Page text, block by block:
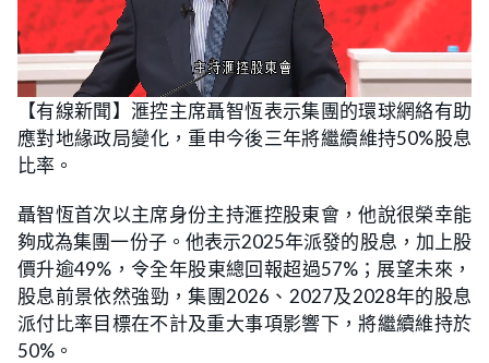
n
m
t
e
o
a
d
e
d
9
1
%
【有線新聞】滙控主席聶智恆表示集團的環球網絡有助
應對地緣政局變化，重申今後三年將繼續維持50%股息
比率。
聶智恆首次以主席身份主持滙控股東會，他說很榮幸能
夠成為集團一份子。他表示2025年派發的股息，加上股
價升逾49%，令全年股東總回報超過57%；展望未來，
股息前景依然強勁，集團2026、2027及2028年的股息
派付比率目標在不計及重大事項影響下，將繼續維持於
50%。